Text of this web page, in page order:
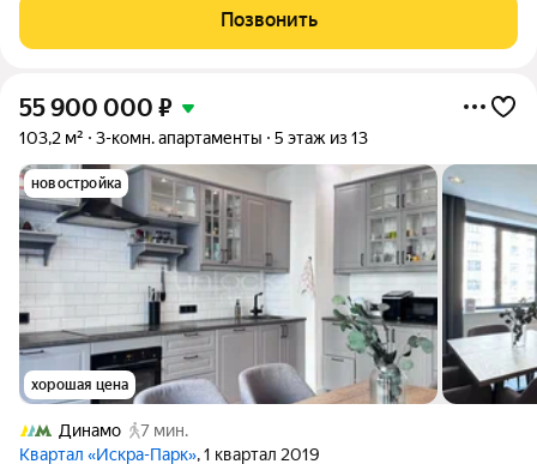
переулке. Продуманная планировка квартиры: шесть
изолированных комнат позволяют создать
Позвонить
55 900 000 ₽
103,2 м² 3-комн. апартаменты 5 этаж из 13
новостройка
хорошая цена
Динамо
7 мин.
Квартал «Искра-Парк», 1 квартал 2019